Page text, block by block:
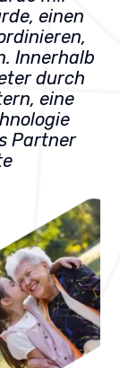
einen
Innerhalb
durch
eine
Partner